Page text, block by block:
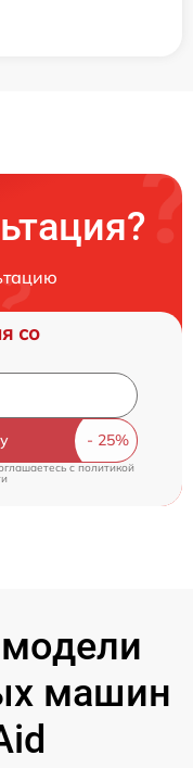
со
cполитикой
машин